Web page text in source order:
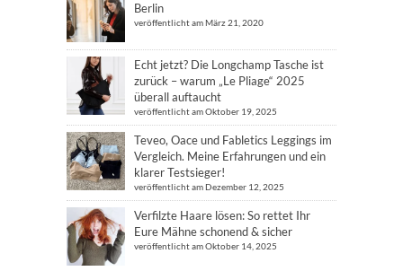
Berlin
veröffentlicht am März 21, 2020
Echt jetzt? Die Longchamp Tasche ist
zurück – warum „Le Pliage“ 2025
überall auftaucht
veröffentlicht am Oktober 19, 2025
Teveo, Oace und Fabletics Leggings im
Vergleich. Meine Erfahrungen und ein
klarer Testsieger!
veröffentlicht am Dezember 12, 2025
Verfilzte Haare lösen: So rettet Ihr
Eure Mähne schonend & sicher
veröffentlicht am Oktober 14, 2025